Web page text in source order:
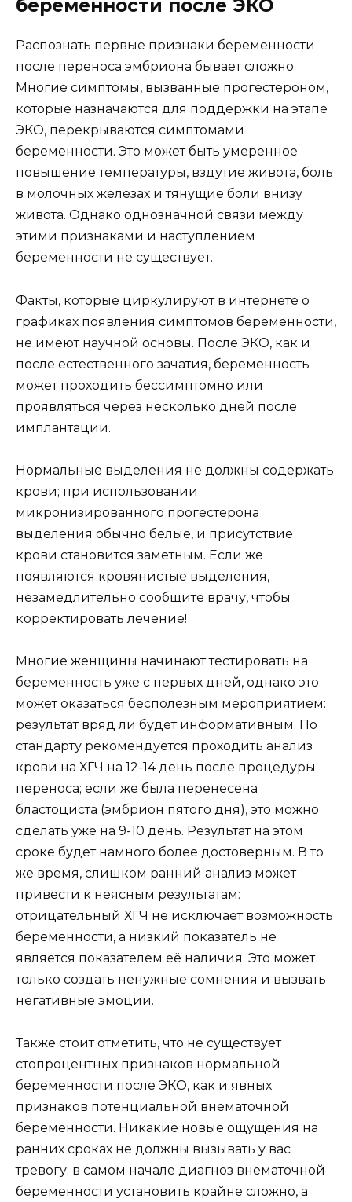
беременности после ЭКО
Распознать первые признаки беременности
после переноса эмбриона бывает сложно.
Многие симптомы, вызванные прогестероном,
которые назначаются для поддержки на этапе
ЭКО, перекрываются симптомами
беременности. Это может быть умеренное
повышение температуры, вздутие живота, боль
в молочных железах и тянущие боли внизу
живота. Однако однозначной связи между
этими признаками и наступлением
беременности не существует.
Факты, которые циркулируют в интернете о
графиках появления симптомов беременности,
не имеют научной основы. После ЭКО, как и
после естественного зачатия, беременность
может проходить бессимптомно или
проявляться через несколько дней после
имплантации.
Нормальные выделения не должны содержать
крови; при использовании
микронизированного прогестерона
выделения обычно белые, и присутствие
крови становится заметным. Если же
появляются кровянистые выделения,
незамедлительно сообщите врачу, чтобы
корректировать лечение!
Многие женщины начинают тестировать на
беременность уже с первых дней, однако это
может оказаться бесполезным мероприятием:
результат вряд ли будет информативным. По
стандарту рекомендуется проходить анализ
крови на ХГЧ на 12-14 день после процедуры
переноса; если же была перенесена
бластоциста (эмбрион пятого дня), это можно
сделать уже на 9-10 день. Результат на этом
сроке будет намного более достоверным. В то
же время, слишком ранний анализ может
привести к неясным результатам:
отрицательный ХГЧ не исключает возможность
беременности, а низкий показатель не
является показателем её наличия. Это может
только создать ненужные сомнения и вызвать
негативные эмоции.
Также стоит отметить, что не существует
стопроцентных признаков нормальной
беременности после ЭКО, как и явных
признаков потенциальной внематочной
беременности. Никакие новые ощущения на
ранних сроках не должны вызывать у вас
тревогу; в самом начале диагноз внематочной
беременности установить крайне сложно, а